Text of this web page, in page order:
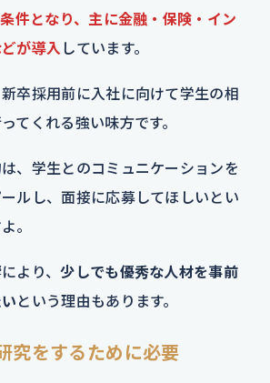
件となり、主に金融・保険・イン
が導入 しています。
卒採用前に入社に向けて学生の相
てくれる強い味方です。
、学生とのコミュニケーションを
ルし、面接に応募してほしいとい
。
より、少しでも優秀な人材を事前
という理由もあります。
究をするために必要